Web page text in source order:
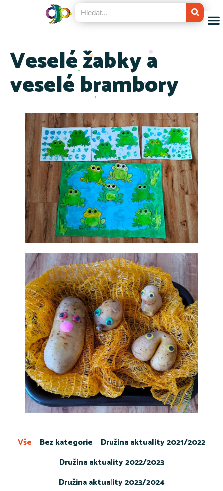
Veselé žabky a
veselé brambory
Bez kategorie
Družina aktuality 2021/2022
Družina aktuality 2022/2023
Družina aktuality 2023/2024
Vše